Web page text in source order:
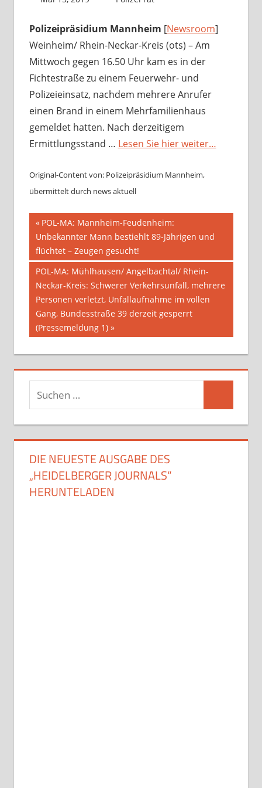
Polizeipräsidium Mannheim [Newsroom]
Weinheim/ Rhein-Neckar-Kreis (ots) – Am
Mittwoch gegen 16.50 Uhr kam es in der
Fichtestraße zu einem Feuerwehr- und
Polizeieinsatz, nachdem mehrere Anrufer
einen Brand in einem Mehrfamilienhaus
gemeldet hatten. Nach derzeitigem
Ermittlungsstand … Lesen Sie hier weiter…
Original-Content von: Polizeipräsidium Mannheim,
übermittelt durch news aktuell
Beitragsnavigation
Vorheriger
Beitrag:
POL-MA: Mannheim-Feudenheim:
Unbekannter Mann bestiehlt 89-Jährigen und
flüchtet – Zeugen gesucht!
Nächster
Beitrag:
POL-MA: Mühlhausen/ Angelbachtal/ Rhein-
Neckar-Kreis: Schwerer Verkehrsunfall, mehrere
Personen verletzt, Unfallaufnahme im vollen
Gang, Bundesstraße 39 derzeit gesperrt
(Pressemeldung 1)
Suchen
nach:
DIE NEUESTE AUSGABE DES
„HEIDELBERGER JOURNALS“
HERUNTELADEN